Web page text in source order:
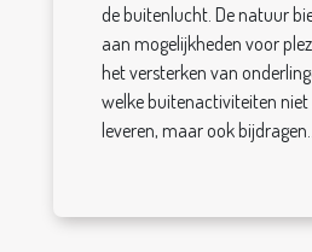
de buitenlucht. De natuur
aan mogelijkheden voor
het versterken van
welke buitenactiviteiten
leveren, maar ook bijdragen...